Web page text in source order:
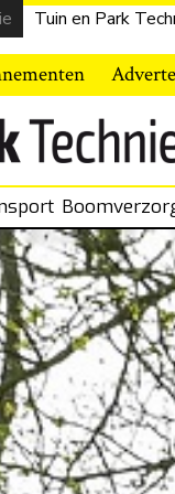
Tuin en Park